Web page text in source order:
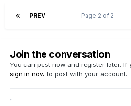
PREV Page 2 of 2
Join the conversation
You can post now and register later. If
sign in now to post with your account.